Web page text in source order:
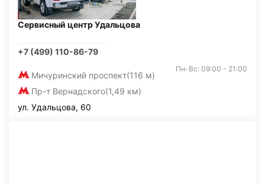
Сервисный центр Удальцова
+7 (499) 110-86-79
Мичуринский проспект(116 м)
Пр-т Вернадского(1,49 км)
Пн-Вс: 09:00 - 21:00
ул. Удальцова, 60